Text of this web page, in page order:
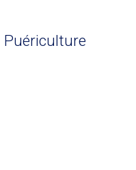
Puériculture